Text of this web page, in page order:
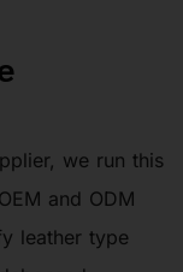
we run this
and ODM
leather type